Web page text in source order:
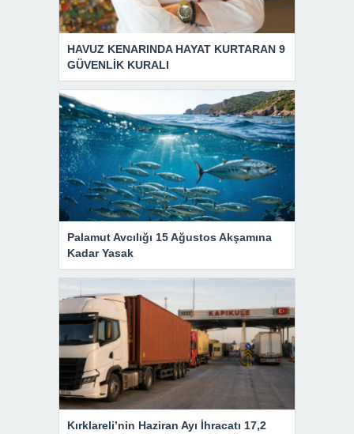
HAVUZ KENARINDA HAYAT KURTARAN 9
GÜVENLİK KURALI
Palamut Avcılığı 15 Ağustos Akşamına
Kadar Yasak
Kırklareli’nin Haziran Ayı İhracatı 17,2